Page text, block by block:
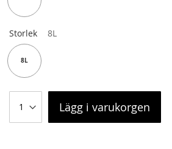
Storlek 8L
8L
Lägg i varukorgen